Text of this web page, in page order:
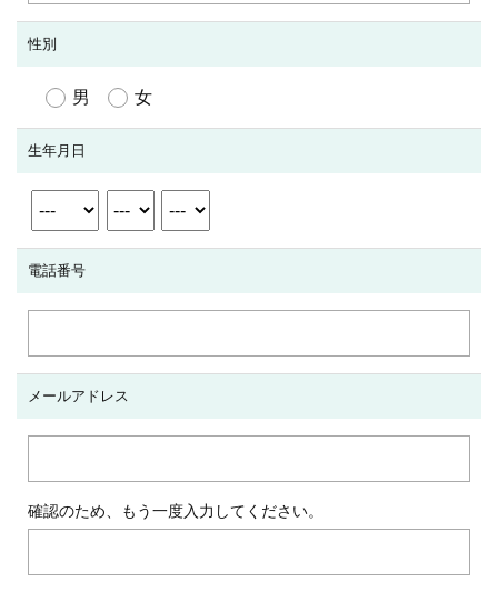
性別
男 女
生年月日
電話番号
メールアドレス
確認のため、もう一度入力してください。